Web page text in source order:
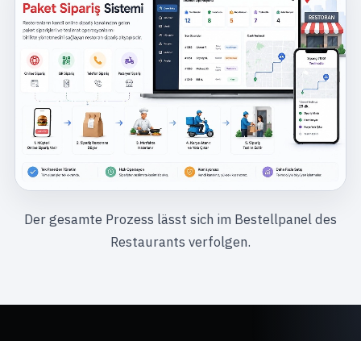
Der gesamte Prozess lässt sich im Bestellpanel des
Restaurants verfolgen.